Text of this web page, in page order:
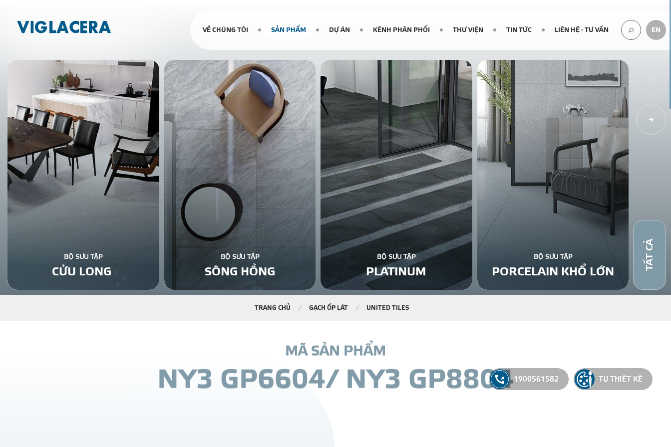
VỀ CHÚNG TÔI SẢN PHẨM DỰ ÁN KÊNH PHÂN PHỐI THƯ VIỆN TIN TỨC LIÊN HỆ - TƯ VẤN EN
1900561582 TỰ THIẾT KẾ
BỘ SƯU TẬP
CỬU LONG
BỘ SƯU TẬP
SÔNG HỒNG
BỘ SƯU TẬP
PLATINUM
BỘ SƯU TẬP
PORCELAIN KHỔ LỚN
TẤT CẢ
TRANG CHỦ GẠCH ỐP LÁT UNITED TILES
MÃ SẢN PHẨM
NY3 GP6604/ NY3 GP8804